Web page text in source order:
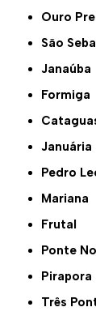
Ouro
São
Janaúba
Formiga
Januária
Pedro
Mariana
Frutal
Ponte
Pirapora
Três